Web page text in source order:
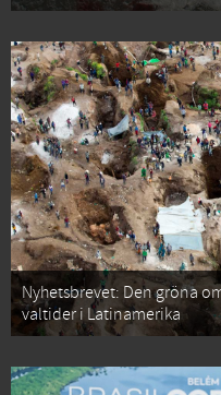
Nyhetsbrevet: Den gröna
valtider i Latinamerika